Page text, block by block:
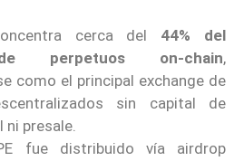
cerca del 44% del
perpetuos on-chain,
como el principal exchange de
sin capital de
ni presale.
fue distribuido vía airdrop